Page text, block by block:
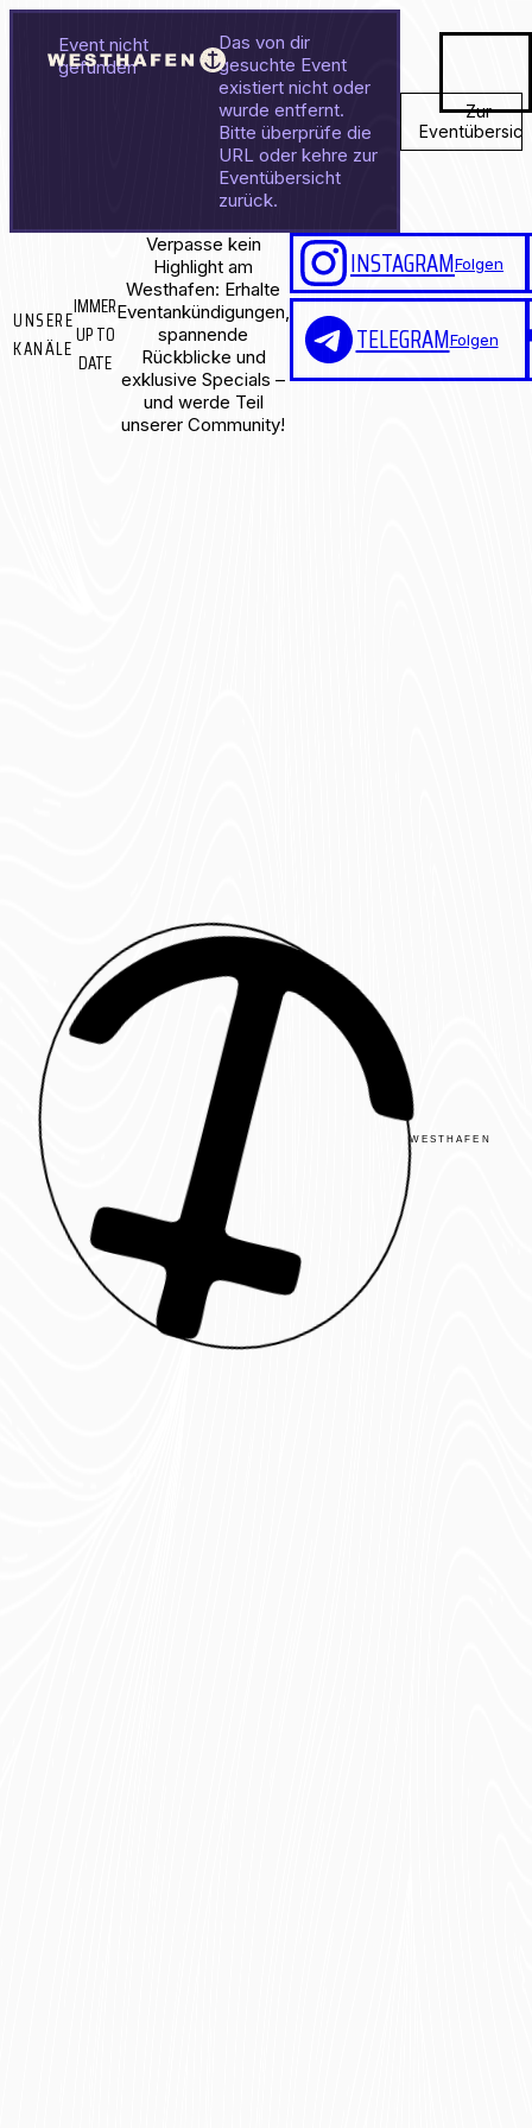
WESTHAFEN
Event nicht
gefunden
Das von dir
gesuchte Event
existiert nicht oder
wurde entfernt.
Bitte überprüfe die
URL oder kehre zur
Eventübersicht
zurück.
Zur
UNSERE
KANÄLE
IMMER
UP TO
DATE
Verpasse kein
Highlight am
Westhafen: Erhalte
Eventankündigungen,
spannende
Rückblicke und
exklusive Specials –
und werde Teil
unserer Community!
INSTAGRAMFolgen
TELEGRAMFolgen